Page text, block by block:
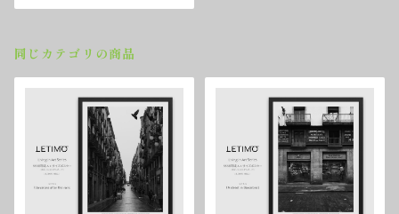
同じカテゴリの商品